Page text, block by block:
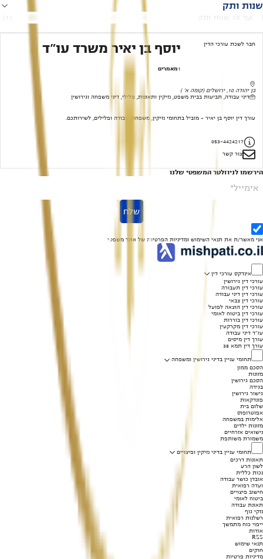
שנות ותק
חבר לשכת עורכי הדין יוסף בן יאיר משרד עו"ד
בן יהודה 10, ירושלים (קומה א' )
דיני עבודה, תביעות בבית משפט, נזיקין ותאונות, פלילי, דיני משפחה וגירושין
עורך דין יוסף בן יאיר - מוביל בתחומי נזיקין, משפחה, עבודה ופלילים, לשירותכם.
1 מאמרים
053-4424217
צור קשר
הירשמו לניוזלטר המשפטי שלנו
אימייל*
שלח
אני מאשר/ת את תנאי השימוש ומדיניות הפרטיות של אתר משפטי
אינדקס עורכי דין
עורכי דין גירושין
עורכי דין תעבורה
עורכי דין דיני עבודה
עורכי דין צבאי
עורכי דין הוצאה לפועל
עורכי דין ביטוח לאומי
עורכי דין בוררות
עורכי דין מקרקעין
עו"ד דיני עבודה
עורך דין מיסים
עורך דין תמא 38
תחומי עניין בדיני גירושין ומשפחה
הסכם ממון
מזונות
הסכם גירושין
בגידה
גישור גירושין
פונדקאות
שלום בית
אפוטרופוס
אלימות במשפחה
מזונות ילדים
נישואים אזרחיים
משמורת משותפת
תחומי עניין בדיני נזיקין ופיצויים
תאונות דרכים
לשון הרע
נכות כללית
אובדן כושר עבודה
ועדה רפואית
חישוב פיצויים
ביטוח לאומי
תאונת עבודה
נזקי גוף
רשלנות רפואית
ייפוי כוח מתמשך
אודות
RSS
תנאי שימוש
חוקים
מדיניות פרטיות